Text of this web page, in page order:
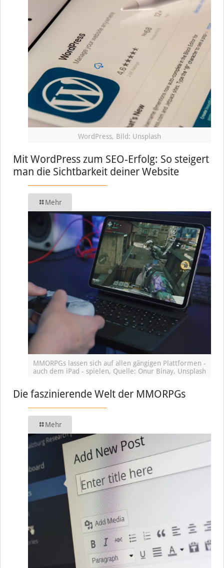
WordPress, Bild: Unsplash
Mit WordPress zum SEO-Erfolg: So steigert
man die Sichtbarkeit deiner Website
Mehr
MMORPGs lassen sich auf allen gängigen Plattformen -
auch dem iPad - spielen, Quelle: Onur Binay, Unsplash
Die faszinierende Welt der MMORPGs
Mehr